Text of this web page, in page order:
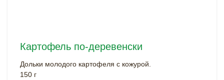
Картофель по-деревенски
Дольки молодого картофеля с кожурой.
150 г